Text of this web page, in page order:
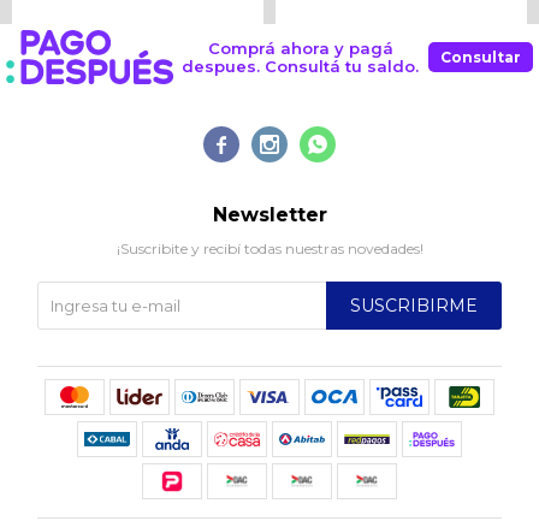
Comprá ahora y pagá
despues. Consultá tu saldo.
Consultar
  
Newsletter
¡Suscribite y recibí todas nuestras novedades!
SUSCRIBIRME